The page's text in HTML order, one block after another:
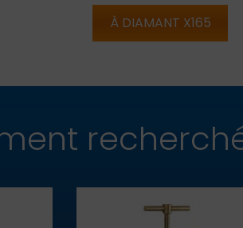
À DIAMANT X165